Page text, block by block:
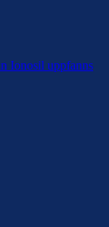
Ionosil uppfanns